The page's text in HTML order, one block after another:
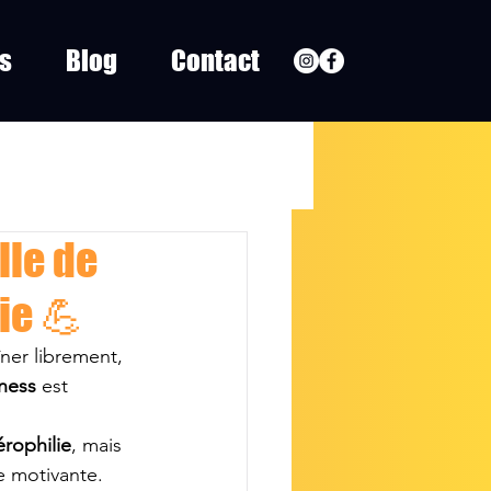
Blog Contact
de
💪
librement,
est
, mais
motivante.